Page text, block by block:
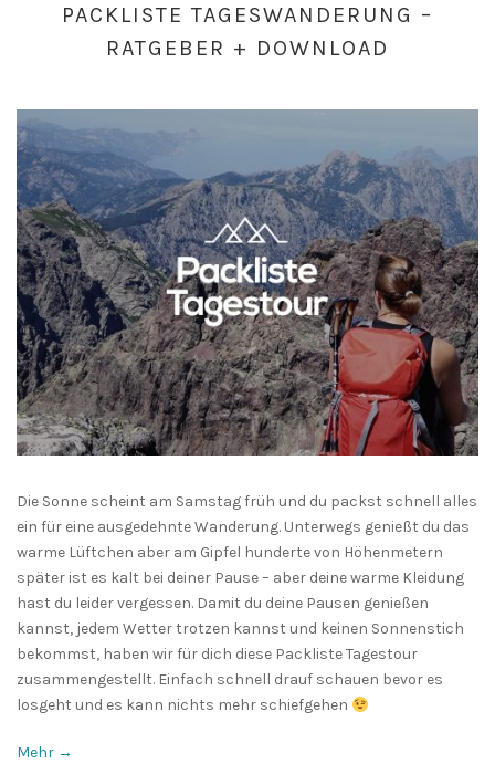
2019
PACKLISTE TAGESWANDERUNG –
RATGEBER + DOWNLOAD
Die Sonne scheint am Samstag früh und du packst schnell alles
ein für eine ausgedehnte Wanderung. Unterwegs genießt du das
warme Lüftchen aber am Gipfel hunderte von Höhenmetern
später ist es kalt bei deiner Pause – aber deine warme Kleidung
hast du leider vergessen. Damit du deine Pausen genießen
kannst, jedem Wetter trotzen kannst und keinen Sonnenstich
bekommst, haben wir für dich diese Packliste Tagestour
zusammengestellt. Einfach schnell drauf schauen bevor es
losgeht und es kann nichts mehr schiefgehen
Mehr →